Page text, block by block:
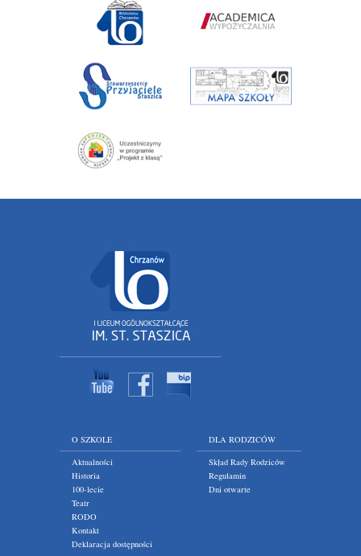
O SZKOLE
Aktualności
Historia
100-lecie
Teatr
RODO
Kontakt
Deklaracja dostępności
DLA RODZICÓW
Skład Rady Rodziców
Regulamin
Dni otwarte